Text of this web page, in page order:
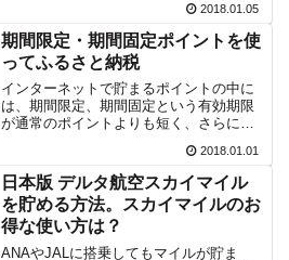
常を味わうのに私がおすすめするのは、
ホテルでの宿泊。それも高級ホテルでの
滞在。こちらも相応の立ち...
2018.01.05
期間限定・期間固定ポイントを使
ってふるさと納税
インターネットで貯まるポイントの中に
は、期間限定、期間固定という有効期限
が通常のポイントよりも短く、さらに使
す。有効期限が短いため、急いで使わな
ければいけないことが多く、私はよく、
余計なものを購入してしま...
2018.01.01
日本版 デルタ航空スカイマイル
を貯める方法。スカイマイルのお
得な使い方は？
ANAやJALに搭乗してもマイルが貯ま